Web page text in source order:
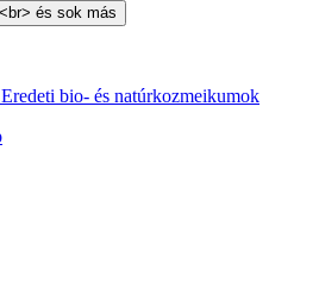
Eredeti bio- és natúrkozmeikumok